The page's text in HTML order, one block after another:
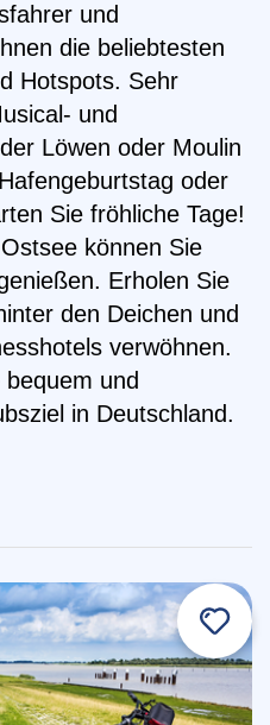
und
die beliebtesten
Hotspots. Sehr
und
Löwen oder Moulin
oder
Sie fröhliche Tage!
können Sie
Erholen Sie
den Deichen und
verwöhnen.
und
in Deutschland.